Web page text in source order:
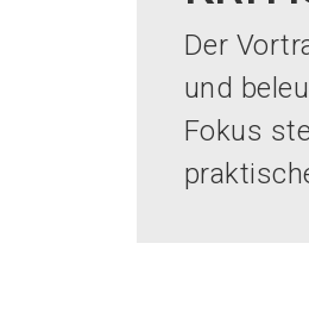
Der
und
Fokus